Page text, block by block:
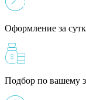
Оформление за
Подбор по вашему